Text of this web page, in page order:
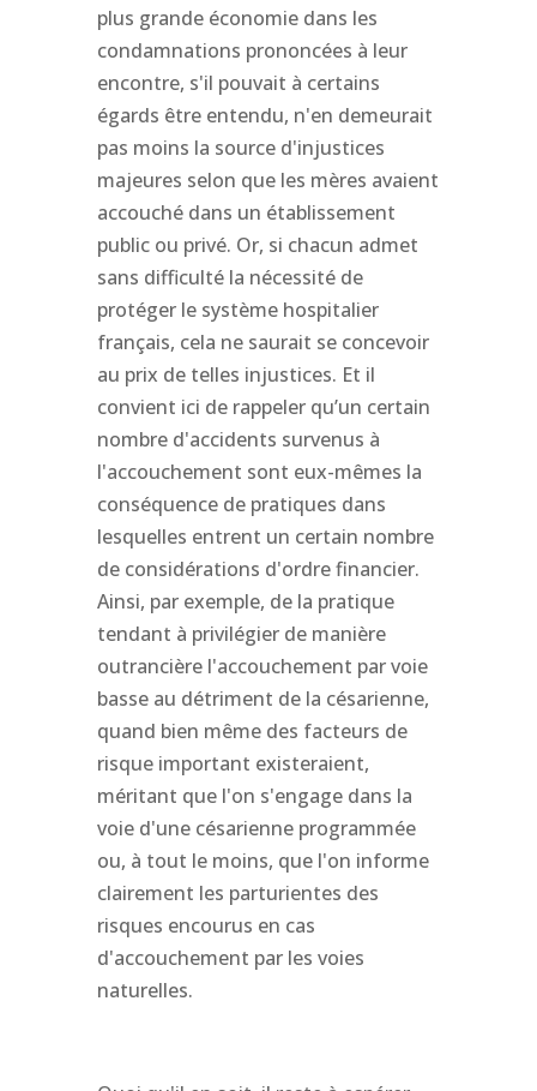
plus grande économie dans les
condamnations prononcées à leur
encontre, s'il pouvait à certains
égards être entendu, n'en demeurait
pas moins la source d'injustices
majeures selon que les mères avaient
accouché dans un établissement
public ou privé. Or, si chacun admet
sans difficulté la nécessité de
protéger le système hospitalier
français, cela ne saurait se concevoir
au prix de telles injustices. Et il
convient ici de rappeler qu’un certain
nombre d'accidents survenus à
l'accouchement sont eux-mêmes la
conséquence de pratiques dans
lesquelles entrent un certain nombre
de considérations d'ordre financier.
Ainsi, par exemple, de la pratique
tendant à privilégier de manière
outrancière l'accouchement par voie
basse au détriment de la césarienne,
quand bien même des facteurs de
risque important existeraient,
méritant que l'on s'engage dans la
voie d'une césarienne programmée
ou, à tout le moins, que l'on informe
clairement les parturientes des
risques encourus en cas
d'accouchement par les voies
naturelles.